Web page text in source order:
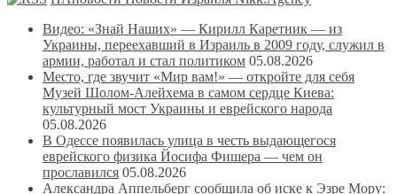
Видео: «Знай Наших» — Кирилл Каретник — из
Украины, переехавший в Израиль в 2009 году, служил в
армии, работал и стал политиком 05.08.2026
Место, где звучит «Мир вам!» — откройте для себя
Музей Шолом-Алейхема в самом сердце Киева:
культурный мост Украины и еврейского народа
05.08.2026
В Одессе появилась улица в честь выдающегося
еврейского физика Йосифа Фишера — чем он
прославился 05.08.2026
Александра Аппельберг сообщила об иске к Эзре Мору: